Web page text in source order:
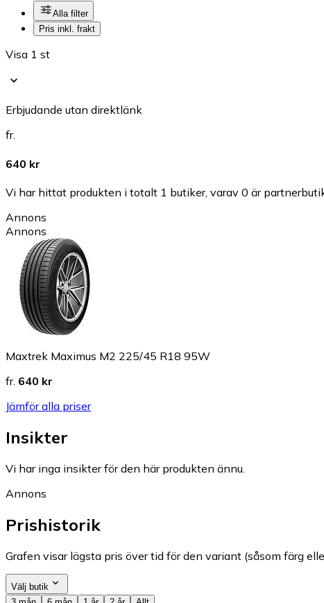
Alla filter
Pris inkl. frakt
Visa 1 st
Erbjudande utan direktlänk
fr.
640 kr
Vi har hittat produkten i totalt 1 butiker, varav 0 är
Annons
Annons
Maxtrek Maximus M2 225/45 R18 95W
fr. 640 kr
Jämför alla priser
Insikter
Vi har inga insikter för den här produkten ännu.
Annons
Prishistorik
Grafen visar lägsta pris över tid för den variant (såsom färg
Välj butik